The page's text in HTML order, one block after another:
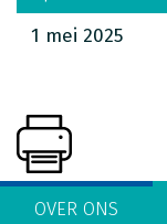
1 mei 2025
OVER ONS